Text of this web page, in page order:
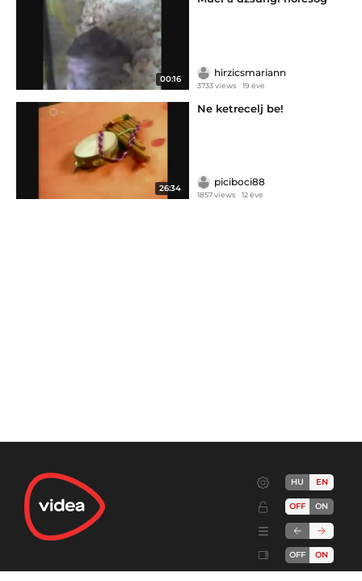
00:16
hirzicsmariann
3733 views 19 éve
26:34
Ne ketrecelj be!
piciboci88
1857 views 12 éve
HU EN
OFF ON
OFF ON